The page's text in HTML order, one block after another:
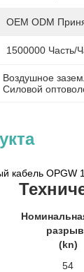
OEM ODM
1500000 Часть/
Воздушное
Силовой
кабель OPGW
(kn)
54